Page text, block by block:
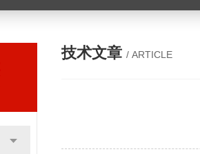
技术文章 / ARTICLE